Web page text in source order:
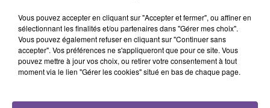
et de présentation. Vous effectuerez certaines tâches de
nettoyage pour garantir la propreté et l'ordre des espaces
communs de l’établissement. Vous serez responsable
d'accueillir les clients ou visiteurs arrivant tard dans la nuit.
Vous pouvez accepter en cliquant sur "Accepter et fermer", ou affiner en
sélectionnant les finalités et/ou partenaires dans "Gérer mes choix".
Vous pouvez également refuser en cliquant sur "Continuer sans
accepter". Vos préférences ne s'appliqueront que pour ce site. Vous
pouvez mettre à jour vos choix, ou retirer votre consentement à tout
moment via le lien "Gérer les cookies" situé en bas de chaque page.